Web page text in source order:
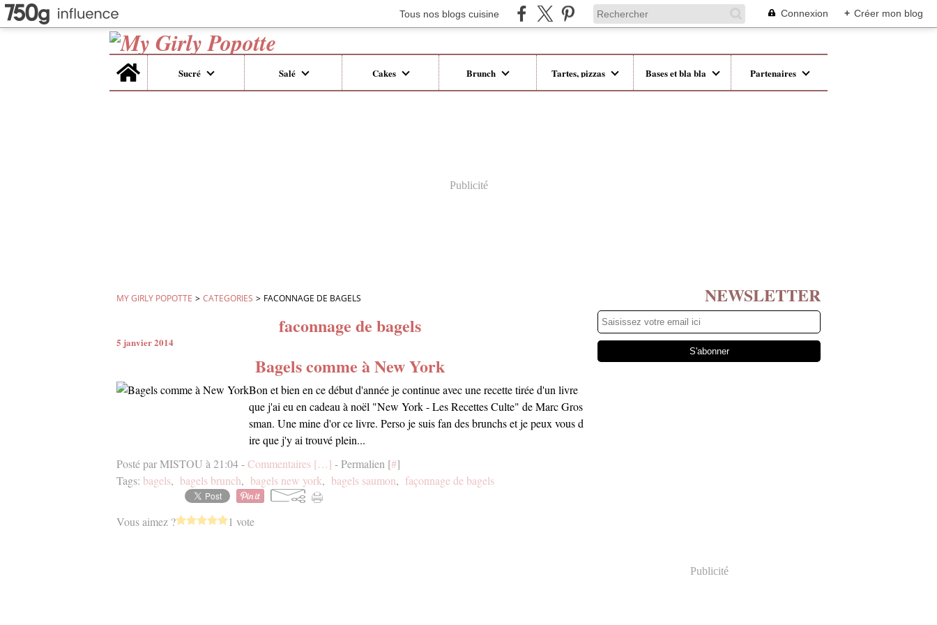
Tous nos blogs cuisine Connexion + Créer mon blog
Home
Sucré
Salé Cakes Brunch Tartes, pizzas Bases et bla bla Partenaires
Publicité
MY GIRLY POPOTTE > CATEGORIES > FACONNAGE DE BAGELS
faconnage de bagels
5 janvier 2014
Bagels comme à New York
Bon et bien en ce début d'année je continue avec une recette tirée d'un livre
que j'ai eu en cadeau à noël "New York - Les Recettes Culte" de Marc Gros
sman. Une mine d'or ce livre. Perso je suis fan des brunchs et je peux vous d
ire que j'y ai trouvé plein...
Posté par MISTOU à 21:04 -Commentaires […] - Permalien [#]
Tags: bagels, bagels brunch, bagels new york, bagels saumon, façonnage de bagels
Vous aimez ? 1 vote
NEWSLETTER
Publicité